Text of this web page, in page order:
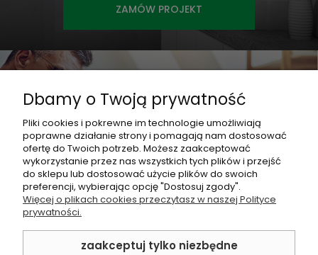
ZAMÓW PROJEKT
Współpracuj z nami i otrzymaj
najlepsze rabaty!
ZOBACZ OFERTĘ
Zakupy
Dbamy o Twoją prywatność
Pliki cookies i pokrewne im technologie umożliwiają
poprawne działanie strony i pomagają nam dostosować
ofertę do Twoich potrzeb. Możesz zaakceptować
wykorzystanie przez nas wszystkich tych plików i przejść
do sklepu lub dostosować użycie plików do swoich
preferencji, wybierając opcję "Dostosuj zgody".
Więcej o plikach cookies przeczytasz w naszej Polityce
prywatności.
zaakceptuj tylko niezbędne